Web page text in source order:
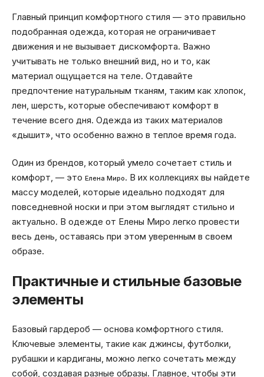
Главный принцип комфортного стиля — это правильно
подобранная одежда, которая не ограничивает
движения и не вызывает дискомфорта. Важно
учитывать не только внешний вид, но и то, как
материал ощущается на теле. Отдавайте
предпочтение натуральным тканям, таким как хлопок,
лен, шерсть, которые обеспечивают комфорт в
течение всего дня. Одежда из таких материалов
«дышит», что особенно важно в теплое время года.
Один из брендов, который умело сочетает стиль и
комфорт, — это Елена Миро. В их коллекциях вы найдете
массу моделей, которые идеально подходят для
повседневной носки и при этом выглядят стильно и
актуально. В одежде от Елены Миро легко провести
весь день, оставаясь при этом уверенным в своем
образе.
Практичные и стильные базовые
элементы
Базовый гардероб — основа комфортного стиля.
Ключевые элементы, такие как джинсы, футболки,
рубашки и кардиганы, можно легко сочетать между
собой, создавая разные образы. Главное, чтобы эти